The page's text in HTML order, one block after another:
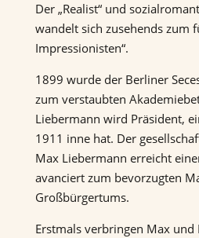
Der „Realist“ und
wandelt sich zusehends zum
Impressionisten“.
1899 wurde der Berliner
zum verstaubten
Liebermann wird Präsident,
1911 inne hat. Der
Max Liebermann erreicht
avanciert zum bevorzugten
Großbürgertums.
Erstmals verbringen Max